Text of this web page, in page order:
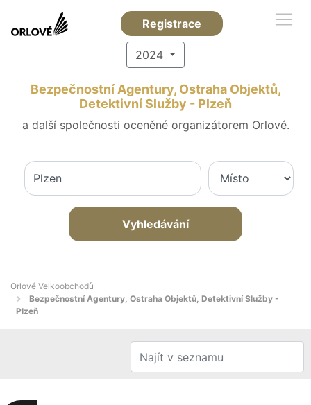
Registrace
2024
Bezpečnostní Agentury, Ostraha Objektů,
Detektivní Služby - Plzeň
a další společnosti oceněné organizátorem Orlové.
Vyhledávání
Orlové Velkoobchodů
Bezpečnostní Agentury, Ostraha Objektů, Detektivní Služby -
Plzeň